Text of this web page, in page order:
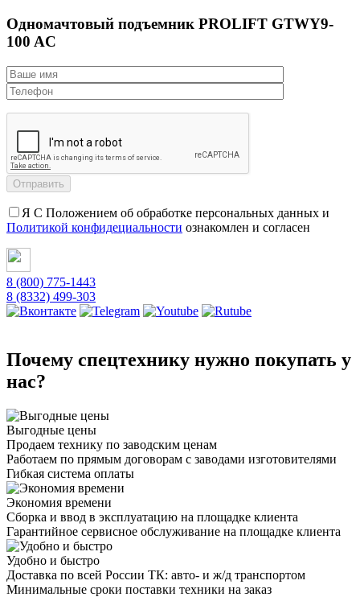
Одномачтовый подъемник PROLIFT GTWY9-
100 AC
Я С Положением об обработке персональных данных и
Политикой конфидециальности ознакомлен и согласен
8 (800) 775-1443
8 (8332) 499-303
Почему спецтехнику нужно покупать у
нас?
Выгодные цены
Продаем технику по заводским ценам
Работаем по прямым договорам с заводами изготовителями
Гибкая система оплаты
Экономия времени
Сборка и ввод в эксплуатацию на площадке клиента
Гарантийное сервисное обслуживание на площадке клиента
Удобно и быстро
Доставка по всей России ТК: авто- и ж/д транспортом
Минимальные сроки поставки техники на заказ